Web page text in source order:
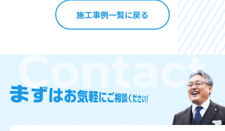
施工事例一覧に戻る